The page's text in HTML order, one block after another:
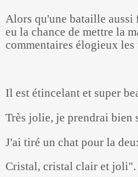
Alors qu'une bataille aussi
eu la chance de mettre la
commentaires élogieux les
Il est étincelant et super
Très jolie, je prendrai bien
J'ai tiré un chat pour la
Cristal, cristal clair et joli".